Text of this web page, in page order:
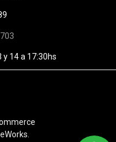
y 14 a 17:30hs